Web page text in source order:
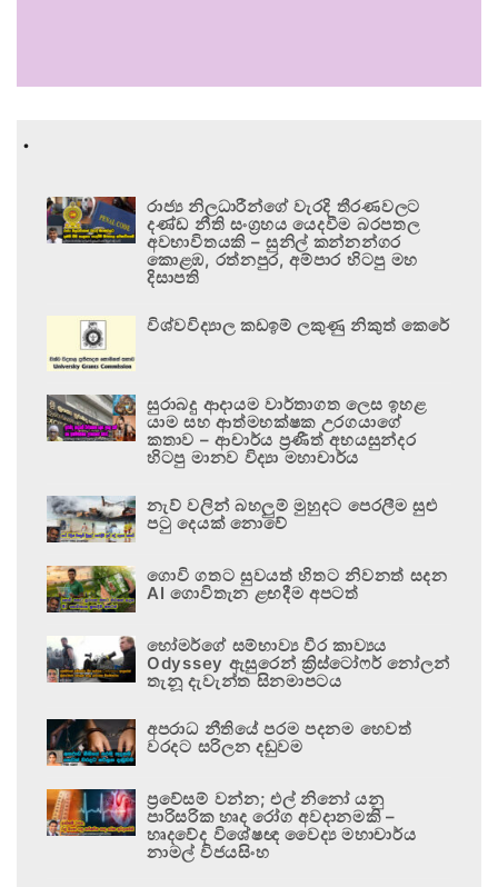
.
රාජ්‍ය නිලධාරීන්ගේ වැරදි තීරණවලට
දණ්ඩ නීති සංග්‍රහය යෙදවීම බරපතල
අවභාවිතයකි – සුනිල් කන්නන්ගර
කොළඹ, රත්නපුර, අම්පාර හිටපු මහ
දිසාපති
විශ්වවිද්‍යාල කඩඉම් ලකුණු නිකුත් කෙරේ
සුරාබදු ආදායම වාර්තාගත ලෙස ඉහළ
යාම සහ ආත්මභක්ෂක උරගයාගේ
කතාව – ආචාර්ය ප්‍රණීත් අභයසුන්දර
හිටපු මානව විද්‍යා මහාචාර්ය
නැව් වලින් බහලුම් මුහුදට පෙරලීම සුළු
පටු දෙයක් නොවේ
ගොවි ගතට සුවයත් හිතට නිවනත් සදන
AI ගොවිතැන ළඟදීම අපටත්
හෝමර්ගේ සම්භාව්‍ය වීර කාව්‍යය
Odyssey ඇසුරෙන් ක්‍රිස්ටෝෆර් නෝලන්
තැනූ දැවැන්ත සිනමාපටය
අපරාධ නීතියේ පරම පදනම හෙවත්
වරදට සරිලන දඬුවම
ප්‍රවේසම් වන්න; එල් නිනෝ යනු
පාරිසරික හෘද රෝග අවදානමකි –
හෘදවේද විශේෂඥ වෛද්‍ය මහාචාර්ය
නාමල් විජයසිංහ